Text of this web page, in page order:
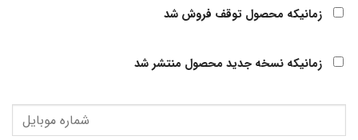
زمانیکه محصول توقف فروش شد
زمانیکه نسخه جدید محصول منتشر شد